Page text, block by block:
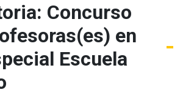
Concurso
en
Escuela